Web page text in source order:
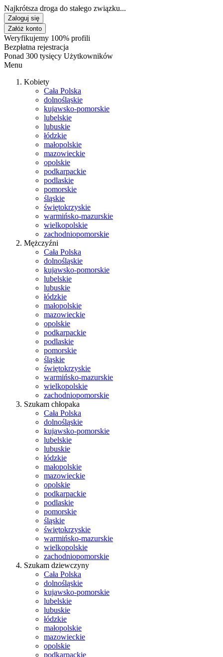
Najkrótsza droga do stałego związku...
Zaloguj się
Załóż konto
Weryfikujemy 100% profili
Bezpłatna rejestracja
Ponad 300 tysięcy Użytkowników
Menu
Kobiety
Cała Polska
dolnośląskie
kujawsko-pomorskie
lubelskie
lubuskie
łódzkie
małopolskie
mazowieckie
opolskie
podkarpackie
podlaskie
pomorskie
śląskie
świętokrzyskie
warmińsko-mazurskie
wielkopolskie
zachodniopomorskie
Mężczyźni
Cała Polska
dolnośląskie
kujawsko-pomorskie
lubelskie
lubuskie
łódzkie
małopolskie
mazowieckie
opolskie
podkarpackie
podlaskie
pomorskie
śląskie
świętokrzyskie
warmińsko-mazurskie
wielkopolskie
zachodniopomorskie
Szukam chłopaka
Cała Polska
dolnośląskie
kujawsko-pomorskie
lubelskie
lubuskie
łódzkie
małopolskie
mazowieckie
opolskie
podkarpackie
podlaskie
pomorskie
śląskie
świętokrzyskie
warmińsko-mazurskie
wielkopolskie
zachodniopomorskie
Szukam dziewczyny
Cała Polska
dolnośląskie
kujawsko-pomorskie
lubelskie
lubuskie
łódzkie
małopolskie
mazowieckie
opolskie
podkarpackie